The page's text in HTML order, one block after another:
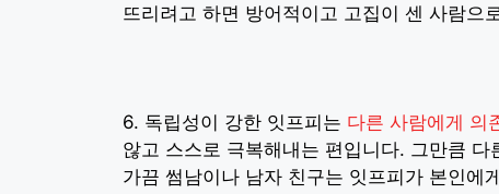
뜨리려고 하면 방어적이고 고집이 센 사람으
6. 독립성이 강한 잇프피는 다른 사람에게 의
않고 스스로 극복해내는 편입니다. 그만큼
가끔 썸남이나 남자 친구는 잇프피가 본인에